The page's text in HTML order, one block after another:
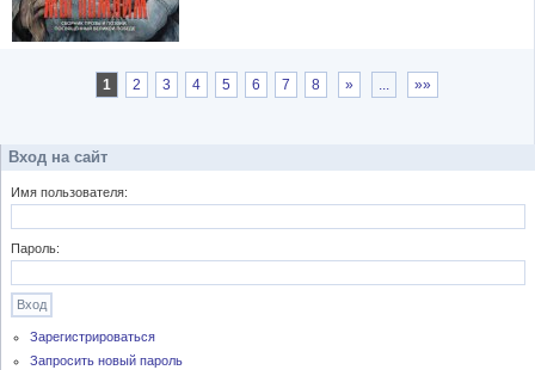
1 2 3 4 5 6 7 8 » ... »»
Вход на сайт
Имя пользователя:
Пароль:
Зарегистрироваться
Запросить новый пароль